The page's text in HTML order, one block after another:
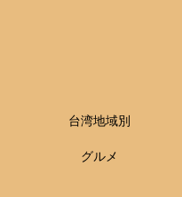
台湾地域別
グルメ